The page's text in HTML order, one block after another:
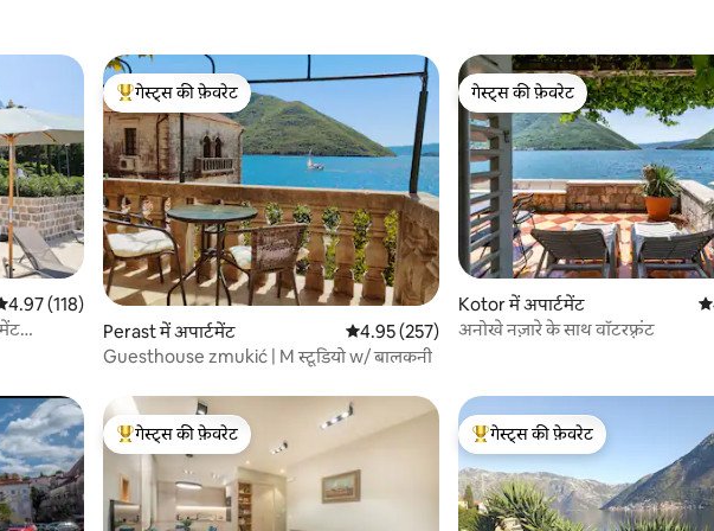
रेटिंग 5 में से 4.97, 118 समीक्षाएँ
4.97 (118)
गेस्ट्स का टॉप फ़ेवरेट
गेस्ट्स की फ़ेवरेट
Perast में अपार्टमेंट औसत रेटिंग 5 में से 4.95, 257 समीक्षाएँ
4.95 (257)
Guesthouse zmukić | M स्टूडियो w/ बालकनी
गेस्ट्स की फ़ेवरेट
गेस्ट्स की फ़ेवरेट
Kotor में अपार्टमेंट
अनोखे नज़ारे के साथ वॉटरफ़्रंट
गेस्ट्स का टॉप फ़ेवरेट
गेस्ट्स की फ़ेवरेट
गेस्ट्स का टॉप फ़ेवरेट
गेस्ट्स की फ़ेवरेट